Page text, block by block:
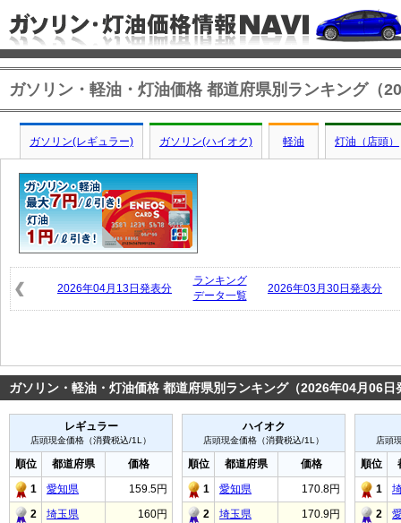
ガソリン・軽油・灯油価格 都道府県別ランキング（
ガソリン(レギュラー) ガソリン(ハイオク) 軽油 灯油（店頭）
2026年04月13日発表分
ランキング
データ一覧
2026年03月30日発表分
ガソリン・軽油・灯油価格 都道府県別ランキング（2026年04月06日
レギュラー
店頭現金価格（消費税込/1L）
順位 都道府県
価格
1
愛知県
159.5円
2
埼玉県
160円
ハイオク
店頭現金価格（消費税込/1L）
順位 都道府県
価格
1
愛知県
170.8円
2
埼玉県
170.9円
店頭
順位
1
2